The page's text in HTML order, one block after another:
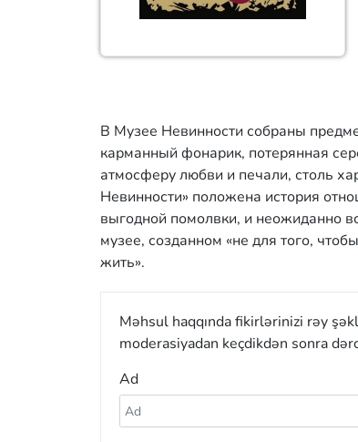
В Музее Невинности собраны
карманный фонарик, потерянная
атмосферу любви и печали, столь
Невинности» положена история
выгодной помолвки, и неожиданно
музее, созданном «не для того,
жить».
Məhsul haqqında fikirlərinizi rəy
moderasiyadan keçdikdən sonra
Ad